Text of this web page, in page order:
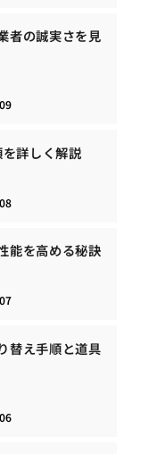
者の誠実さを見
詳しく解説
能を高める秘訣
替え手順と道具